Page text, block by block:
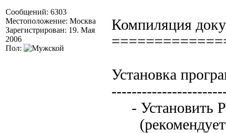
Сообщений: 6303
Местоположение: Москва
Зарегистрирован: 19. Мая
2006
Пол:
Компиляция
Установка
- Установить